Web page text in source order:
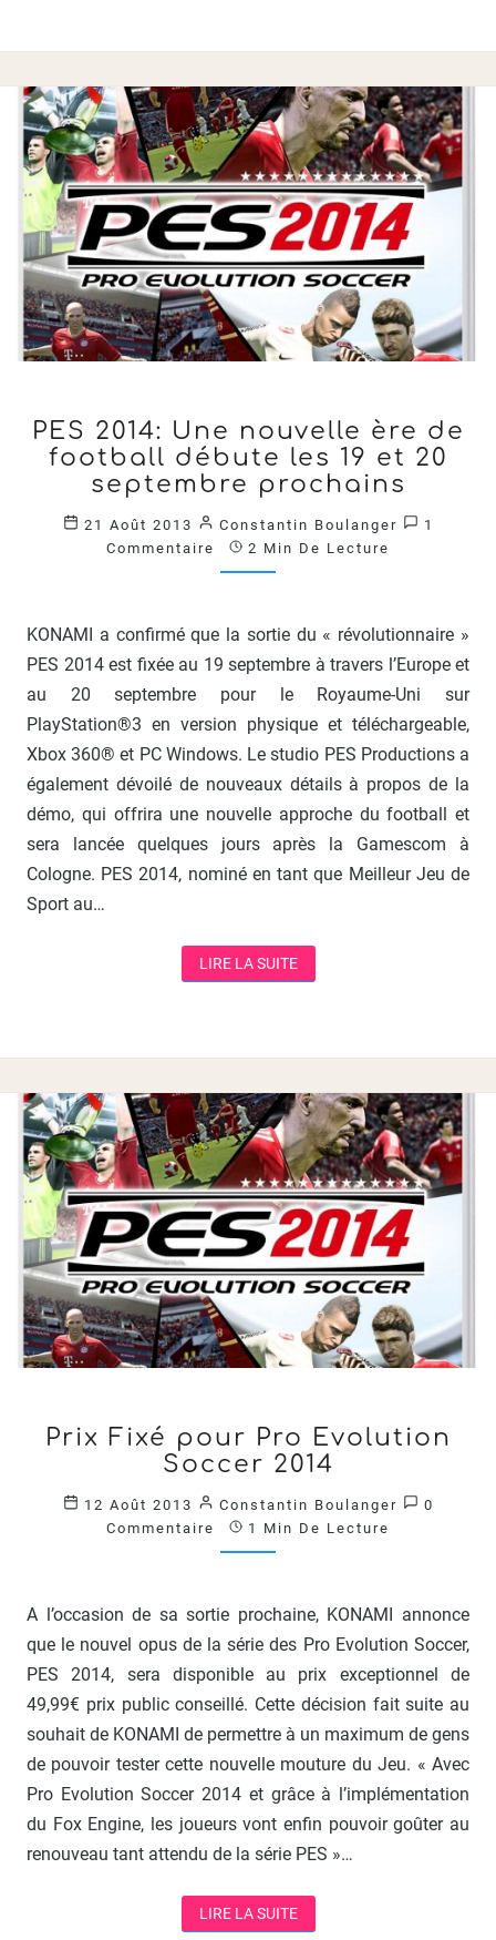
2014:
UNE
NOUVELLE
ÈRE
DE
FOOTBALL
DÉBUTE
19
20
SEPTEMBRE
PROCHAINS
?
PES 2014: Une nouvelle ère de
football débute les 19 et 20
septembre prochains
21 Août 2013 Constantin Boulanger
1
Commentaire
2 Min De Lecture
KONAMI a confirmé que la sortie du « révolutionnaire »
PES 2014 est fixée au 19 septembre à travers l’Europe et
au 20 septembre pour le Royaume-Uni sur
PlayStation®3 en version physique et téléchargeable,
Xbox 360® et PC Windows. Le studio PES Productions a
également dévoilé de nouveaux détails à propos de la
démo, qui offrira une nouvelle approche du football et
sera lancée quelques jours après la Gamescom à
Cologne. PES 2014, nominé en tant que Meilleur Jeu de
Sport au…
LIRE LA SUITELIRE LA SUITE
FIXÉ
POUR
EVOLUTION
SOCCER
2014
>
Prix Fixé pour Pro Evolution
Soccer 2014
12 Août 2013 Constantin Boulanger
0
Commentaire
1 Min De Lecture
A l’occasion de sa sortie prochaine, KONAMI annonce
que le nouvel opus de la série des Pro Evolution Soccer,
PES 2014, sera disponible au prix exceptionnel de
49,99€ prix public conseillé. Cette décision fait suite au
souhait de KONAMI de permettre à un maximum de gens
de pouvoir tester cette nouvelle mouture du Jeu. « Avec
Pro Evolution Soccer 2014 et grâce à l’implémentation
du Fox Engine, les joueurs vont enfin pouvoir goûter au
renouveau tant attendu de la série PES »…
LIRE LA SUITELIRE LA SUITE